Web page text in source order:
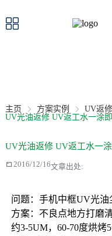

主页 方案实例
UV返
UV光油返修 UV返工水一涂
UV光油返修 UV返工水一
 2016/12/16文章出处:
问题：手机中框UV光油
方案：不良点地方打磨
约3-5UM，60-70度烘